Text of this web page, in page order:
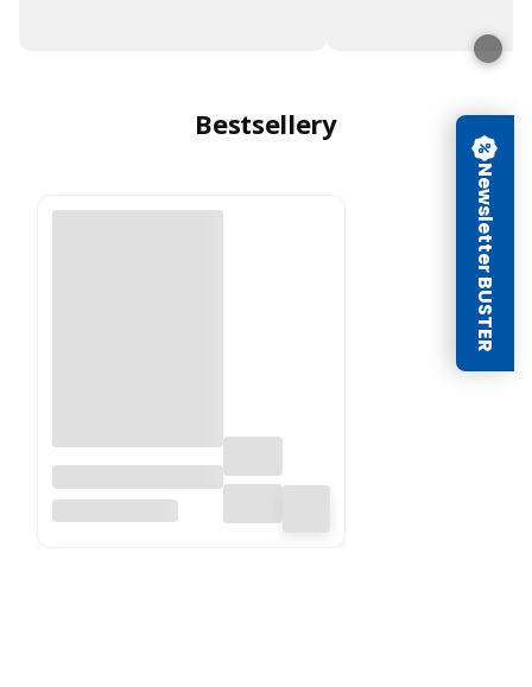
Bestsellery
63MM/20MM
SZARY KOELNER
Newsletter BUSTER